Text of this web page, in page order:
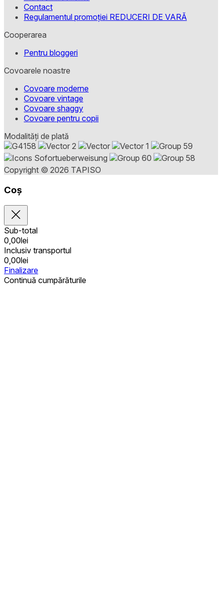
Contact
Regulamentul promoției REDUCERI DE VARĂ
Cooperarea
Pentru bloggeri
Covoarele noastre
Covoare moderne
Covoare vintage
Covoare shaggy
Covoare pentru copii
Modalități de plată
Copyright © 2026 TAPISO
Coș
Sub-total
0,00lei
Inclusiv transportul
0,00lei
Finalizare
Continuă cumpărăturile